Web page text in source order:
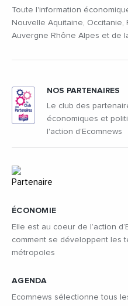
Toute l'information
Nouvelle Aquitaine, Occitanie,
Auvergne Rhône Alpes et de
ÉCONOMIE
Elle est au coeur de l’action
comment se développent les
métropoles
AGENDA
Ecomnews sélectionne tous
NOS PARTENAIRES
Le club des
économiques et
l'action d'Ecomnews